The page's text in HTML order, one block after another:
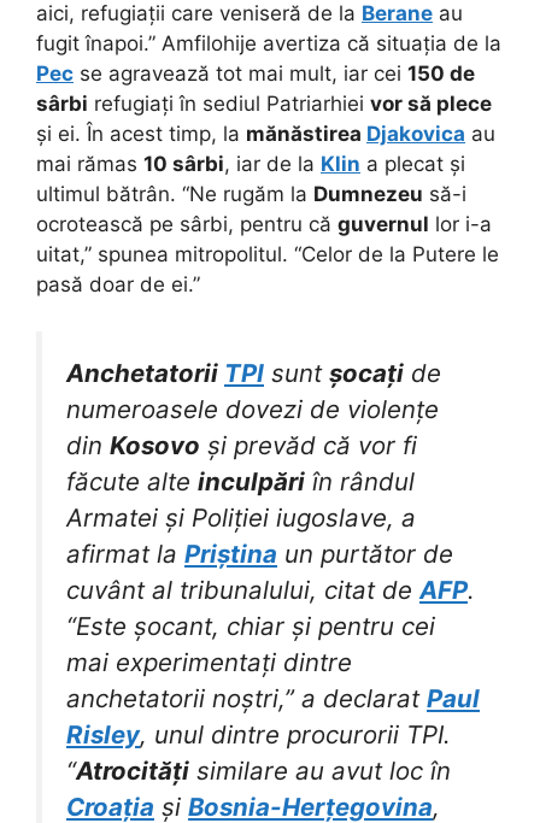
aici, refugiații care veniseră de la Berane au
fugit înapoi.” Amfilohije avertiza că situația de la
Pec se agravează tot mai mult, iar cei 150 de
sârbi refugiați în sediul Patriarhiei vor să plece
și ei. În acest timp, la mănăstirea Djakovica au
mai rămas 10 sârbi, iar de la Klin a plecat și
ultimul bătrân. “Ne rugăm la Dumnezeu să-i
ocrotească pe sârbi, pentru că guvernul lor i-a
uitat,” spunea mitropolitul. “Celor de la Putere le
pasă doar de ei.”
Anchetatorii TPI sunt șocați de
numeroasele dovezi de violențe
din Kosovo și prevăd că vor fi
făcute alte inculpări în rândul
Armatei și Poliției iugoslave, a
afirmat la Priștina un purtător de
cuvânt al tribunalului, citat de AFP.
“Este șocant, chiar și pentru cei
mai experimentați dintre
anchetatorii noștri,” a declarat Paul
Risley, unul dintre procurorii TPI.
“Atrocități similare au avut loc în
Croația și Bosnia-Herțegovina,